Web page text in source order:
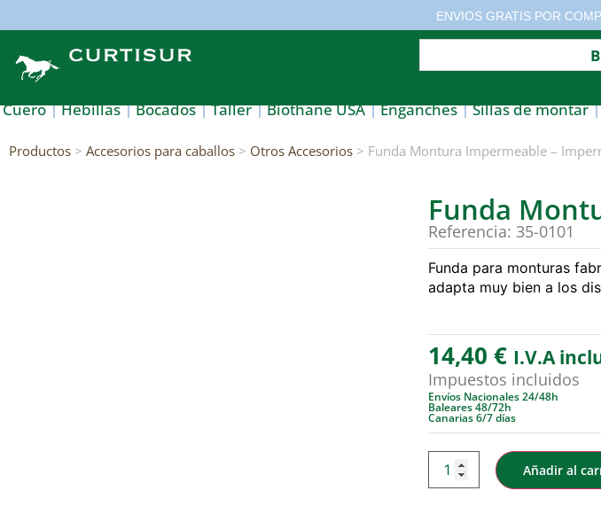
ENVIOS GRATIS POR
Cuero Hebillas Bocados Taller Biothane USA Enganches Sillas de montar
Productos > Accesorios para caballos > Otros Accesorios > Funda Montura Impermeable –
Funda
Referencia: 35-0101
Funda para monturas
adapta muy bien a los
14,40€ I.V.A
Impuestos incluidos
Envíos Nacionales 24/48h
Baleares 48/72h
Canarias 6/7 días
Añadir al